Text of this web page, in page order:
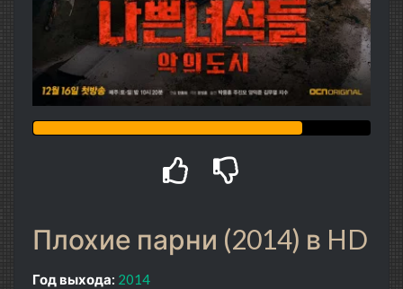
Плохие парни (2014) в HD
Год выхода: 2014